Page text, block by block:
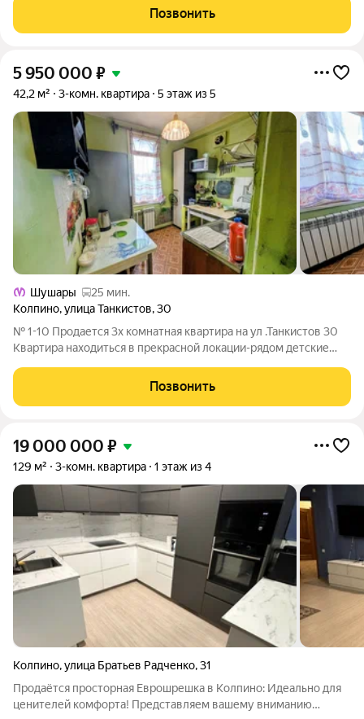
всего за 30 минут. Мастер-спальня с собственной ванной
комнатой. Самое приватное
Позвонить
5 950 000 ₽
42,2 м² 3-комн. квартира 5 этаж из 5
Шушары
25 мин.
Колпино,улица Танкистов,30
№ 1-10 Продается 3х комнатная квартира на ул .Танкистов 30
Квартира находиться в прекрасной локации-рядом детские
Удобное транспортное сообщение, автобусная остановка в
пешей доступности. Про
Позвонить
19 000 000 ₽
129 м² 3-комн. квартира 1 этаж из 4
Колпино,улица Братьев Радченко,31
Продаётся просторная Еврошрешка в Колпино: Идеально для
ценителей комфорта! Представляем вашему вниманию